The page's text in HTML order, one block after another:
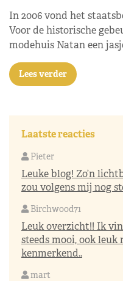
In 2006 vond het
Voor de historische
modehuis Natan een
Lees verder
Laatste reacties
Pieter
Leuke blog! Zo’n
zou volgens mij nog
Birchwood71
Leuk overzicht!! Ik
steeds mooi, ook
kenmerkend..
mart